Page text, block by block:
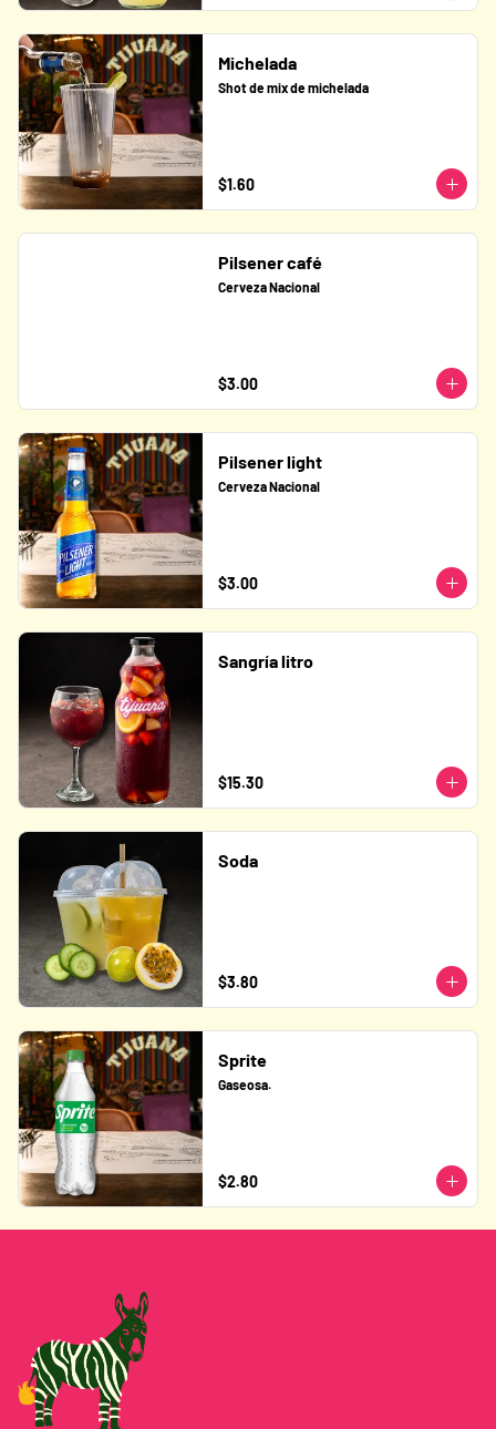
Michelada
Shot de mix de michelada
$1.60
Pilsener café
Cerveza Nacional
$3.00
Pilsener light
Cerveza Nacional
$3.00
Sangría litro
$15.30
Soda
$3.80
Sprite
Gaseosa.
$2.80